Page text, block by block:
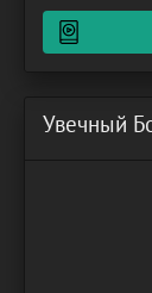
дух воинов
мага и
Увечный